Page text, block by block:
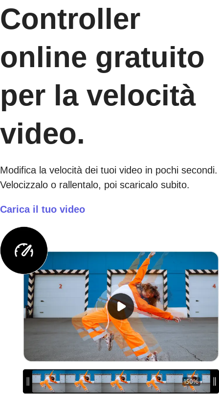
Controller
online gratuito
per la velocità
video.
Modifica la velocità dei tuoi video in pochi secondi.
Velocizzalo o rallentalo, poi scaricalo subito.
Carica il tuo video